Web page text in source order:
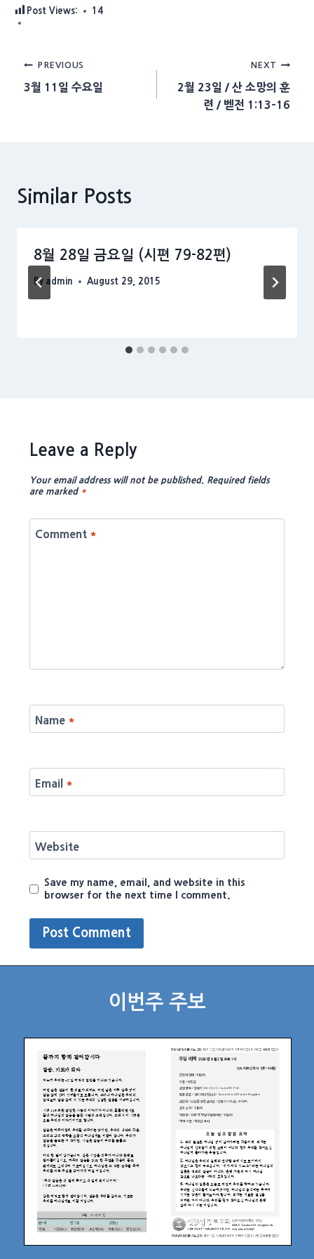
Post Views: 14
Post
navigation
PREVIOUS
3월 11일 수요일
NEXT
2월 23일 / 산 소망의 훈
련 / 벧전 1:13-16
Similar Posts
8월 28일 금요일 (시편 79-82편)
By admin August 29, 2015
Leave a Reply
Your email address will not be published. Required fields
are marked *
Comment *
Name *
Email *
Website
Save my name, email, and website in this
browser for the next time I comment.
이번주 주보